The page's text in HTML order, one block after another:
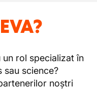
un rol specializat în
sau science?
noștri